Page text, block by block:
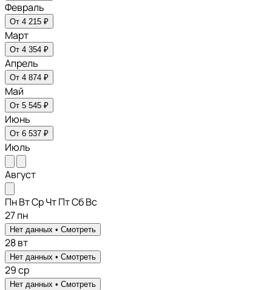
Февраль
От 4 215 ₽
Март
От 4 354 ₽
Апрель
От 4 874 ₽
Май
От 5 545 ₽
Июнь
От 6 537 ₽
Июль
Август
ПнВтСрЧтПтСбВс
27пн
Нет данных • Смотреть
28вт
Нет данных • Смотреть
29ср
Нет данных • Смотреть